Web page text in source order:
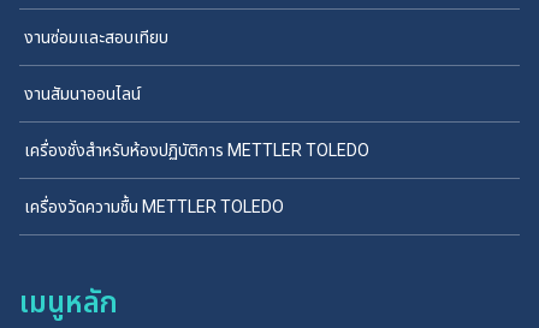
งานซ่อมและสอบเทียบ
งานสัมนาออนไลน์
เครื่องชั่งสำหรับห้องปฏิบัติการ METTLER TOLEDO
เครื่องวัดความชื้น METTLER TOLEDO
เมนูหลัก